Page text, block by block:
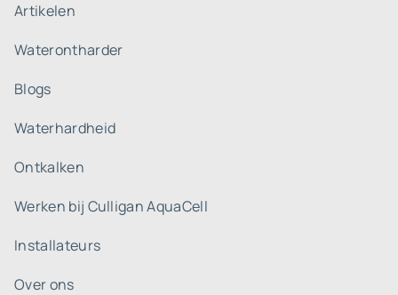
Artikelen
Waterontharder
Blogs
Waterhardheid
Ontkalken
Werken bij Culligan AquaCell
Installateurs
Over ons